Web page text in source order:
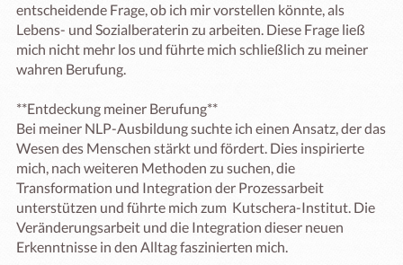
entscheidende Frage, ob ich mir vorstellen könnte, als
Lebens- und Sozialberaterin zu arbeiten. Diese Frage ließ
mich nicht mehr los und führte mich schließlich zu meiner
wahren Berufung.
**Entdeckung meiner Berufung**
Bei meiner NLP-Ausbildung suchte ich einen Ansatz, der das
Wesen des Menschen stärkt und fördert. Dies inspirierte
mich, nach weiteren Methoden zu suchen, die
Transformation und Integration der Prozessarbeit
unterstützen und führte mich zum  Kutschera-Institut. Die
Veränderungsarbeit und die Integration dieser neuen
Erkenntnisse in den Alltag faszinierten mich.